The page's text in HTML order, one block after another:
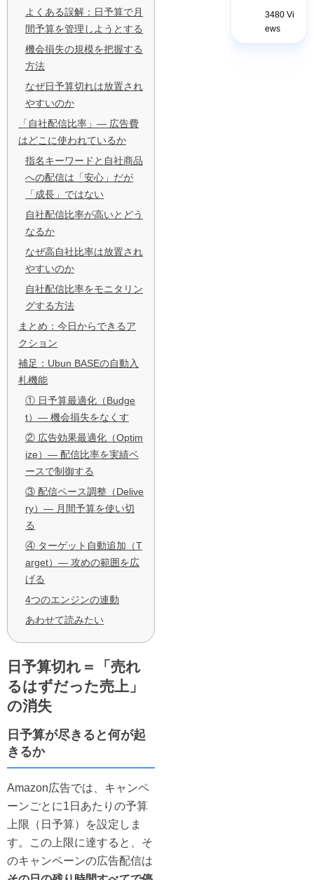
よくある誤解：日予算で月
間予算を管理しようとする
機会損失の規模を把握する
方法
なぜ日予算切れは放置され
やすいのか
「自社配信比率」— 広告費
はどこに使われているか
指名キーワードと自社商品
への配信は「安心」だが
「成長」ではない
自社配信比率が高いとどう
なるか
なぜ高自社比率は放置され
やすいのか
自社配信比率をモニタリン
グする方法
まとめ：今日からできるア
クション
補足：Ubun BASEの自動入
札機能
① 日予算最適化（Budge
t）— 機会損失をなくす
② 広告効果最適化（Optim
ize）— 配信比率を実績ベ
ースで制御する
③ 配信ペース調整（Delive
ry）— 月間予算を使い切
る
④ ターゲット自動追加（T
arget）— 攻めの範囲を広
げる
4つのエンジンの連動
あわせて読みたい
日予算切れ＝「売れ
るはずだった売上」
の消失
日予算が尽きると何が起
きるか
Amazon広告では、キャンペ
ーンごとに1日あたりの予算
上限（日予算）を設定しま
す。この上限に達すると、そ
のキャンペーンの広告配信は
3480 Vi
ews